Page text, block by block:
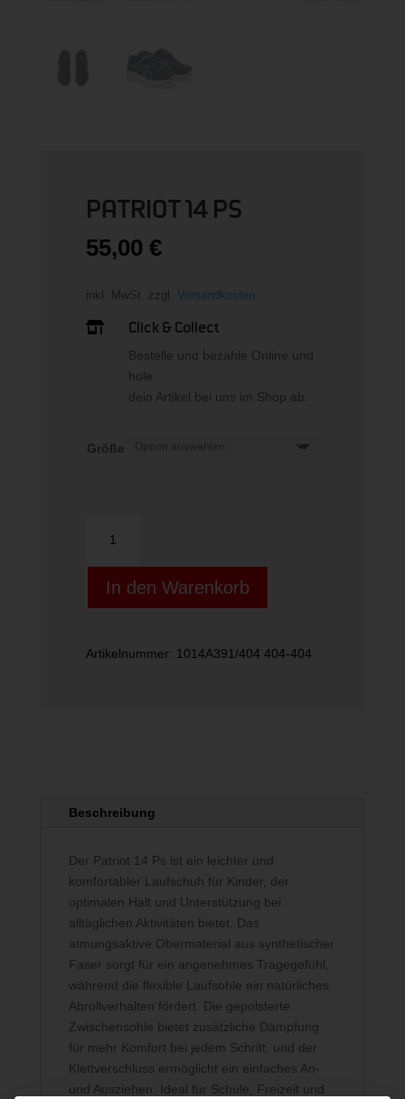
PATRIOT 14 PS
55,00 €
inkl. MwSt. zzgl. Versandkosten
 Click & Collect
Bestelle und bezahle Online und
hole
dein Artikel bei uns im Shop ab.
Größe
PS
MengeIn den Warenkorb
Artikelnummer: 1014A391/404 404-404
Beschreibung
Der Patriot 14 Ps ist ein leichter und
komfortabler Laufschuh für Kinder, der
optimalen Halt und Unterstützung bei
alltäglichen Aktivitäten bietet. Das
atmungsaktive Obermaterial aus synthetischer
Faser sorgt für ein angenehmes Tragegefühl,
während die flexible Laufsohle ein natürliches
Abrollverhalten fördert. Die gepolsterte
Zwischensohle bietet zusätzliche Dämpfung
für mehr Komfort bei jedem Schritt, und der
Klettverschluss ermöglicht ein einfaches An-
und Ausziehen. Ideal für Schule, Freizeit und